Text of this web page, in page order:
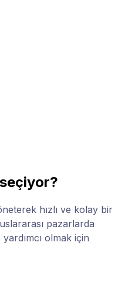
hızlı ve kolay bir
pazarlarda
olmak için